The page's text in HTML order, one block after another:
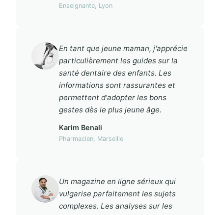
Enseignante, Lyon
En tant que jeune maman, j'apprécie
particulièrement les guides sur la
santé dentaire des enfants. Les
informations sont rassurantes et
permettent d'adopter les bons
gestes dès le plus jeune âge.
Karim Benali
Pharmacien, Marseille
Un magazine en ligne sérieux qui
vulgarise parfaitement les sujets
complexes. Les analyses sur les